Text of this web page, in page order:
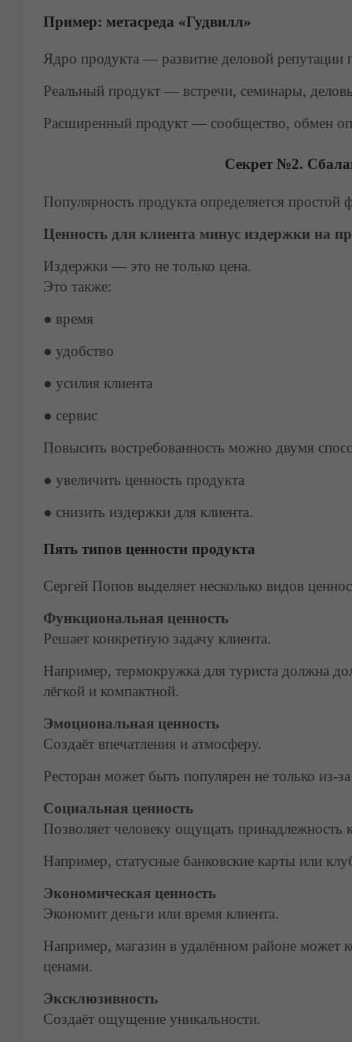
Пример: метасреда «Гудвилл»
Ядро продукта — развитие деловой репутации
Реальный продукт — встречи, семинары,
Расширенный продукт — сообщество, обмен
Секрет №2.
Популярность продукта определяется простой
Ценность для клиента минус издержки на
Издержки — это не только цена.
Это также:
● время
● удобство
● усилия клиента
● сервис
Повысить востребованность можно двумя
● увеличить ценность продукта
● снизить издержки для клиента.
Пять типов ценности продукта
Сергей Попов выделяет несколько видов
Функциональная ценность
Решает конкретную задачу клиента.
Например, термокружка для туриста должна
лёгкой и компактной.
Эмоциональная ценность
Создаёт впечатления и атмосферу.
Ресторан может быть популярен не только из-
Социальная ценность
Позволяет человеку ощущать принадлежность
Например, статусные банковские карты или
Экономическая ценность
Экономит деньги или время клиента.
Например, магазин в удалённом районе может
ценами.
Эксклюзивность
Создаёт ощущение уникальности.